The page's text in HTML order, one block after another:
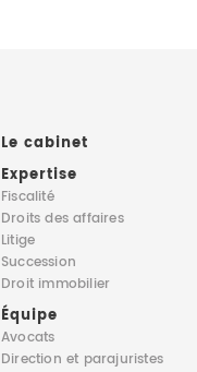
Le cabinet
Expertise
Fiscalité
Droits des affaires
Litige
Succession
Droit immobilier
Équipe
Avocats
Directionet parajuristes